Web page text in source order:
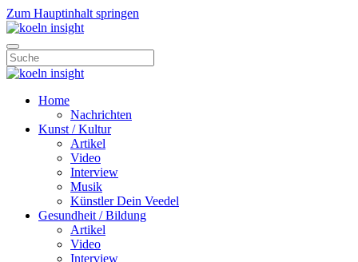
Zum Hauptinhalt springen
Home
Nachrichten
Kunst / Kultur
Artikel
Video
Interview
Musik
Künstler Dein Veedel
Gesundheit / Bildung
Artikel
Video
Interview